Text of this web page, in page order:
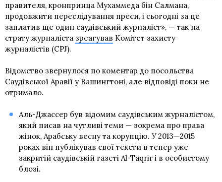
правителя, кронпринца Мухаммеда бін Салмана,
продовжити переслідування преси, і сьогодні за це
заплатив ще один саудівський журналіст», — так на
страту журналіста зреагував Комітет захисту
журналістів (CPJ).
Відомство звернулося по коментар до посольства
Саудівської Аравії у Вашингтоні, але відповіді поки не
отримало.
Аль-Джассер був відомим саудівським журналістом,
який писав на чутливі теми — зокрема про права
жінок, Арабську весну та корупцію. У 2013—2015
роках він публікував свої тексти в тепер уже
закритій саудівській газеті Al-Taqrir і в особистому
блозі.